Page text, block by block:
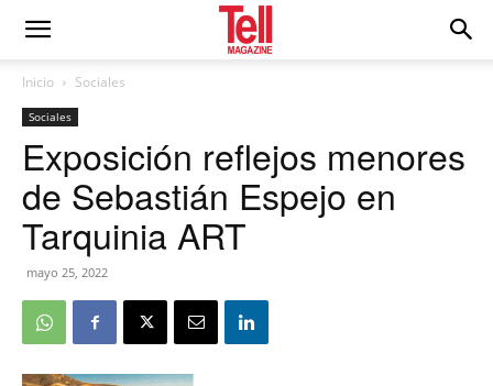
Inicio Sociales
Sociales
Exposición reflejos menores
de Sebastián Espejo en
Tarquinia ART
mayo 25, 2022